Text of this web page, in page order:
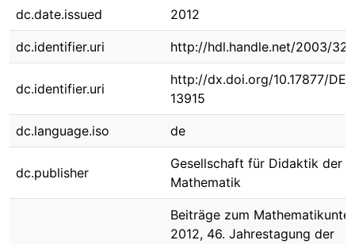
dc.date.issued 2012
dc.identifier.uri http://hdl.handle.net/2003/
dc.identifier.uri
http://dx.doi.org/10.17877/
13915
dc.language.iso de
dc.publisher
Gesellschaft für Didaktik der
Mathematik
Beiträge zum
2012, 46. Jahrestagung der